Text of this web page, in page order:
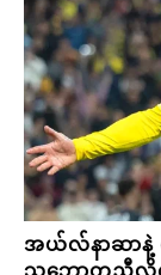
အယ်လ်နာဆာနဲ့
သဘောတူညီလို